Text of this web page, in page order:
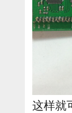
这样就